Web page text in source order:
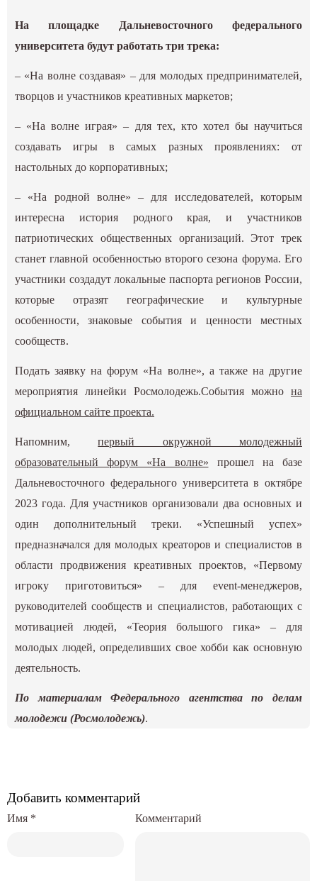
На площадке Дальневосточного федерального
университета будут работать три трека:
– «На волне создавая» – для молодых предпринимателей,
творцов и участников креативных маркетов;
– «На волне играя» – для тех, кто хотел бы научиться
создавать игры в самых разных проявлениях: от
настольных до корпоративных;
– «На родной волне» – для исследователей, которым
интересна история родного края, и участников
патриотических общественных организаций. Этот трек
станет главной особенностью второго сезона форума. Его
участники создадут локальные паспорта регионов России,
которые отразят географические и культурные
особенности, знаковые события и ценности местных
сообществ.
Подать заявку на форум «На волне», а также на другие
мероприятия линейки Росмолодежь.События можно на
официальном сайте проекта.
Напомним,первый окружной молодежный
образовательный форум «На волне» прошел на базе
Дальневосточного федерального университета в октябре
2023 года. Для участников организовали два основных и
один дополнительный треки. «Успешный успех»
предназначался для молодых креаторов и специалистов в
области продвижения креативных проектов, «Первому
игроку приготовиться» – для event-менеджеров,
руководителей сообществ и специалистов, работающих с
мотивацией людей, «Теория большого гика» – для
молодых людей, определивших свое хобби как основную
деятельность.
По материалам Федерального агентства по делам
молодежи (Росмолодежь).
Добавить комментарий
Комментарий
Имя *